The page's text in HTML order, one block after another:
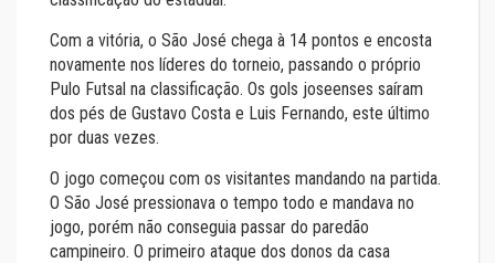
Com a vitória, o São José chega à 14 pontos e encosta
novamente nos líderes do torneio, passando o próprio
Pulo Futsal na classificação. Os gols joseenses saíram
dos pés de Gustavo Costa e Luis Fernando, este último
por duas vezes.
O jogo começou com os visitantes mandando na partida.
O São José pressionava o tempo todo e mandava no
jogo, porém não conseguia passar do paredão
campineiro. O primeiro ataque dos donos da casa